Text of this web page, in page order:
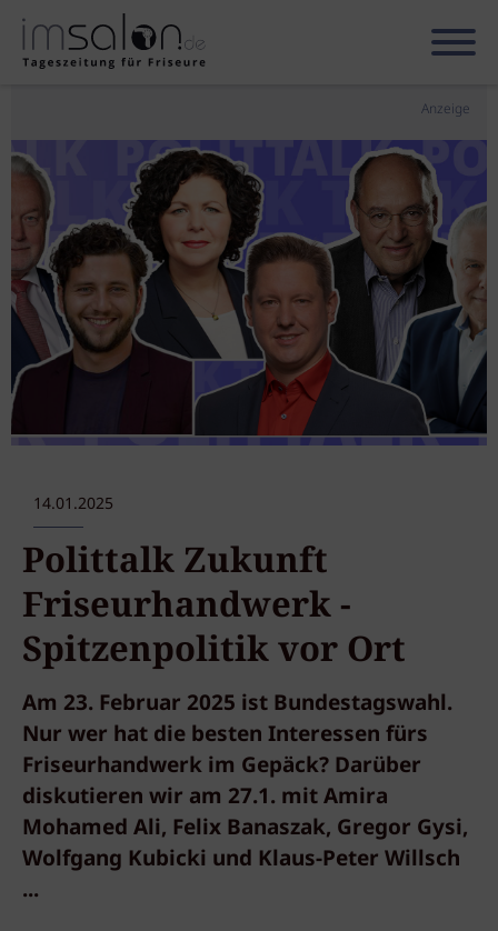
Anzeige
14.01.2025
Polittalk Zukunft
Friseurhandwerk -
Spitzenpolitik vor Ort
Am 23. Februar 2025 ist Bundestagswahl.
Nur wer hat die besten Interessen fürs
Friseurhandwerk im Gepäck? Darüber
diskutieren wir am 27.1. mit Amira
Mohamed Ali, Felix Banaszak, Gregor Gysi,
Wolfgang Kubicki und Klaus-Peter Willsch
...